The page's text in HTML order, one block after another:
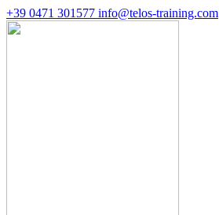
+39 0471 301577 info@telos-training.com